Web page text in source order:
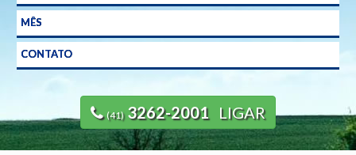
MÊS
CONTATO
(41) 3262-2001 LIGAR